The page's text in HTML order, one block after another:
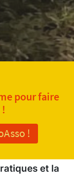
pour faire
!
et la